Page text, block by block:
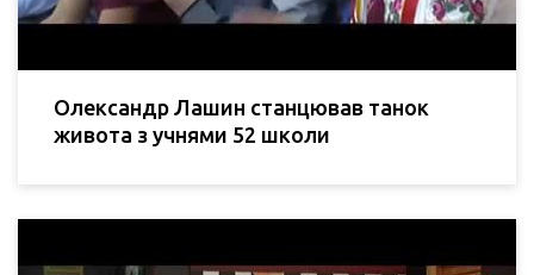
Олександр Лашин станцював танок
живота з учнями 52 школи